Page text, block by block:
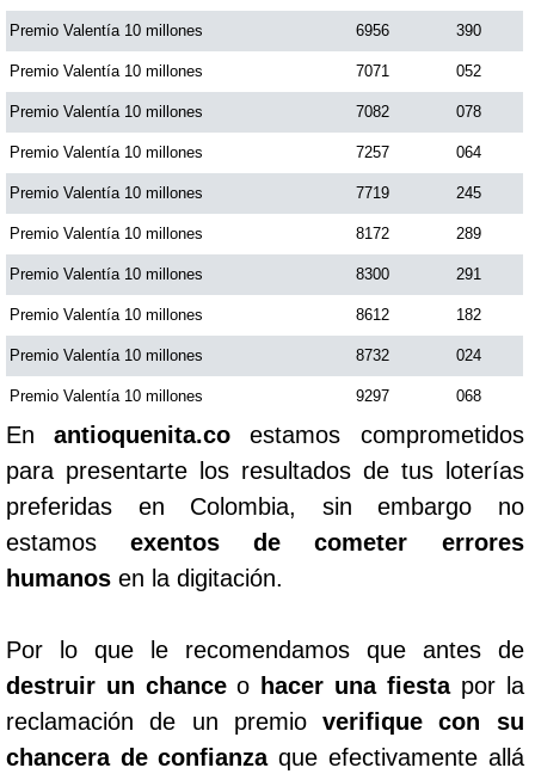
Premio Valentía 10 millones 6956 390
Premio Valentía 10 millones 7071 052
Premio Valentía 10 millones 7082 078
Premio Valentía 10 millones 7257 064
Premio Valentía 10 millones 7719 245
Premio Valentía 10 millones 8172 289
Premio Valentía 10 millones 8300 291
Premio Valentía 10 millones 8612 182
Premio Valentía 10 millones 8732 024
Premio Valentía 10 millones 9297 068
Enantioquenita.co estamos comprometidos
para presentarte los resultados de tus loterías
preferidas en Colombia, sin embargo no
estamosexentos de cometer errores
humanos en la digitación.
Por lo que le recomendamos que antes de
destruir un chanceo hacer una fiestapor la
reclamación de un premioverifique con su
chancera de confianzaque efectivamente allá